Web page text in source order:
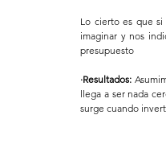
Lo cierto es que
imaginar y nos
presupuesto
·Resultados:
llega a ser nada
surge cuando